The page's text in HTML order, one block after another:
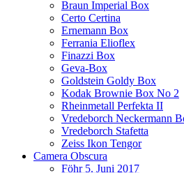
Braun Imperial Box
Certo Certina
Ernemann Box
Ferrania Elioflex
Finazzi Box
Geva-Box
Goldstein Goldy Box
Kodak Brownie Box No 2
Rheinmetall Perfekta II
Vredeborch Neckermann
Vredeborch Stafetta
Zeiss Ikon Tengor
Camera Obscura
Föhr 5. Juni 2017